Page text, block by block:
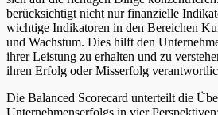
berücksichtigt nicht nur finanzielle
wichtige Indikatoren in den Bereichen
und Wachstum. Dies hilft den
ihrer Leistung zu erhalten und zu
ihren Erfolg oder Misserfolg
Die Balanced Scorecard unterteilt die
Unternehmenserfolgs in vier Perspektiven: